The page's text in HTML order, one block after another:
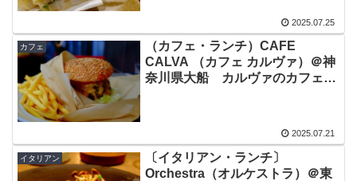
2025.07.25
カフェ
（カフェ・ランチ）CAFE
CALVA （カフェ カルヴァ）＠神
奈川県大船 カルヴァのカフェで
2025.07.21
イタリアン
〔イタリアン・ランチ〕
Orchestra（オルケストラ）＠東